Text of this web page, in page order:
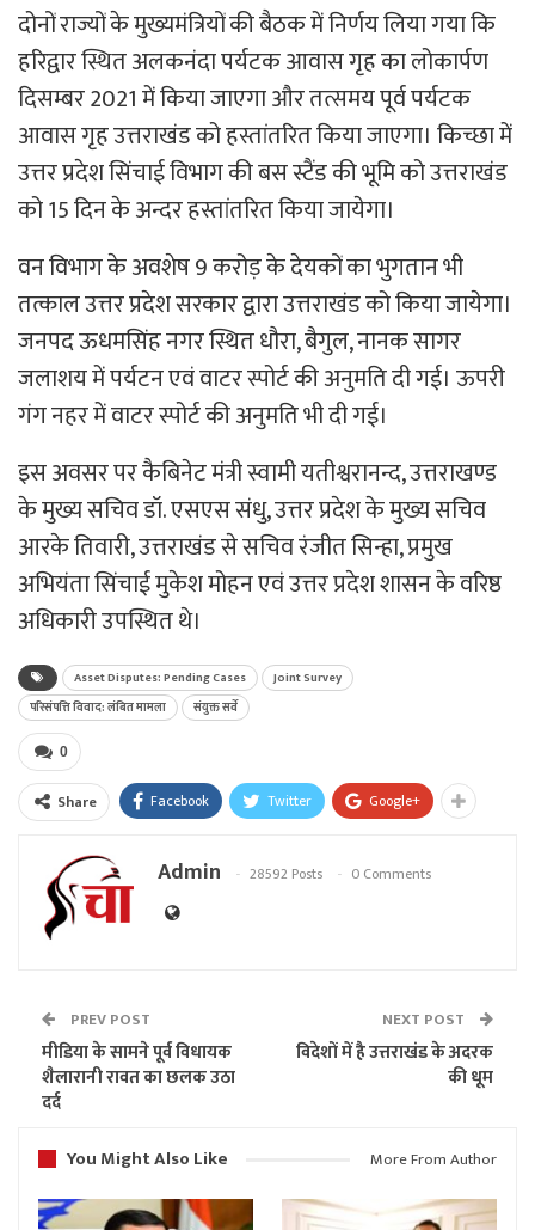
दोनों राज्यों के मुख्यमंत्रियों की बैठक में निर्णय लिया गया कि
हरिद्वार स्थित अलकनंदा पर्यटक आवास गृह का लोकार्पण
दिसम्बर 2021 में किया जाएगा और तत्समय पूर्व पर्यटक
आवास गृह उत्तराखंड को हस्तांतरित किया जाएगा। किच्छा में
उत्तर प्रदेश सिंचाई विभाग की बस स्टैंड की भूमि को उत्तराखंड
को 15 दिन के अन्दर हस्तांतरित किया जायेगा।
वन विभाग के अवशेष 9 करोड़ के देयकों का भुगतान भी
तत्काल उत्तर प्रदेश सरकार द्वारा उत्तराखंड को किया जायेगा।
जनपद ऊधमसिंह नगर स्थित धौरा, बैगुल, नानक सागर
जलाशय में पर्यटन एवं वाटर स्पोर्ट की अनुमति दी गई। ऊपरी
गंग नहर में वाटर स्पोर्ट की अनुमति भी दी गई।
इस अवसर पर कैबिनेट मंत्री स्वामी यतीश्वरानन्द, उत्तराखण्ड
के मुख्य सचिव डॉ. एसएस संधु, उत्तर प्रदेश के मुख्य सचिव
आरके तिवारी, उत्तराखंड से सचिव रंजीत सिन्हा, प्रमुख
अभियंता सिंचाई मुकेश मोहन एवं उत्तर प्रदेश शासन के वरिष्ठ
अधिकारी उपस्थित थे।
Asset Disputes: Pending Cases
Joint Survey
परिसंपत्ति विवाद: लंबित मामला
संयुक्त सर्वे
0
Share Facebook Twitter Google+
Admin 28592 Posts 0 Comments
PREV POST
मीडिया के सामने पूर्व विधायक
शैलारानी रावत का छलक उठा
दर्द
NEXT POST
विदेशों में है उत्तराखंड के अदरक
की धूम
You Might Also Like More From Author